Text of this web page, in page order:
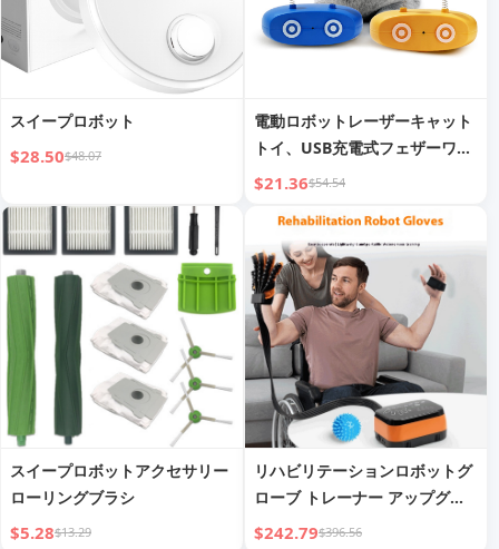
スイープロボット
$28.50$48.07
電動ロボットレーザーキャット
トイ、USB充電式フェザーワン
ド
$21.36$54.54
スイープロボットアクセサリー
ローリングブラシ
$5.28$13.29
リハビリテーションロボットグ
ローブ トレーナー アップグレ
ード版
$242.79$396.56